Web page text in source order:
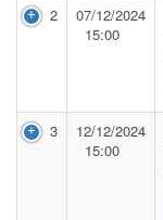
2
07/12/2024
15:00
3
12/12/2024
15:00